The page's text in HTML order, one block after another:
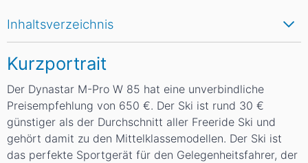
Inhaltsverzeichnis
Kurzportrait
Der Dynastar M-Pro W 85 hat eine unverbindliche
Preisempfehlung von 650 €. Der Ski ist rund 30 €
günstiger als der Durchschnitt aller Freeride Ski und
gehört damit zu den Mittelklassemodellen. Der Ski ist
das perfekte Sportgerät für den Gelegenheitsfahrer, der